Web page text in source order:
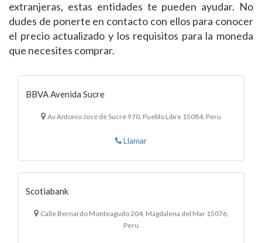
extranjeras, estas entidades te pueden ayudar. No
dudes de ponerte en contacto con ellos para conocer
el precio actualizado y los requisitos para la moneda
que necesites comprar.
BBVA Avenida Sucre
Av Antonio José de Sucre 970, Pueblo Libre 15084, Peru
Llamar
Scotiabank
Calle Bernardo Monteagudo 204, Magdalena del Mar 15076,
Peru